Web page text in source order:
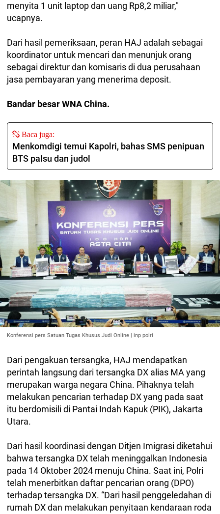
menyita 1 unit laptop dan uang Rp8,2 miliar,"
ucapnya.
Dari hasil pemeriksaan, peran HAJ adalah sebagai
koordinator untuk mencari dan menunjuk orang
sebagai direktur dan komisaris di dua perusahaan
jasa pembayaran yang menerima deposit.
Bandar besar WNA China.
Baca juga:
Menkomdigi temui Kapolri, bahas SMS penipuan
BTS palsu dan judol
Konferensi pers Satuan Tugas Khusus Judi Online | inp polri
Dari pengakuan tersangka, HAJ mendapatkan
perintah langsung dari tersangka DX alias MA yang
merupakan warga negara China. Pihaknya telah
melakukan pencarian terhadap DX yang pada saat
itu berdomisili di Pantai Indah Kapuk (PIK), Jakarta
Utara.
Dari hasil koordinasi dengan Ditjen Imigrasi diketahui
bahwa tersangka DX telah meninggalkan Indonesia
pada 14 Oktober 2024 menuju China. Saat ini, Polri
telah menerbitkan daftar pencarian orang (DPO)
terhadap tersangka DX. “Dari hasil penggeledahan di
rumah DX dan melakukan penyitaan kendaraan roda